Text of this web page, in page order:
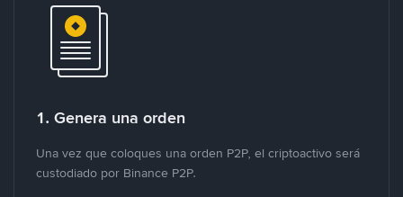
1. Genera una orden
Una vez que coloques una orden P2P, el criptoactivo será
custodiado por Binance P2P.